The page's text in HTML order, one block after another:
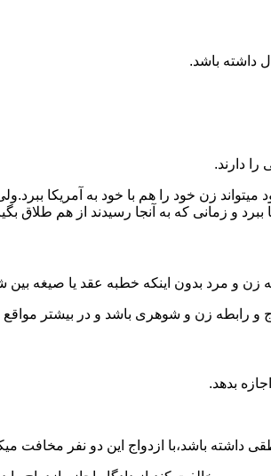
داشته باشد.
دارند.
میتواند زن خود را هم با خود به
ببرد و زمانی که به آنجا رسیدند از هم طلاق
و مرد بدون اینکه خطبه عقد یا صیغه
و رابطه زن و شوهری باشد و در بیشتر
بدهد.
داشته باشد،با ازدواج این دو نفر مخافت